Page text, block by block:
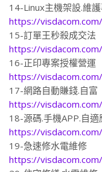
14-Linux主機架設.維
https://
15-訂單王秒殺成交法
https://
16-正印專案授權營運
https://
17-網路自動賺錢.自富
https://
18-源碼.手機APP.自
https://
19-急速修水電維修
https://